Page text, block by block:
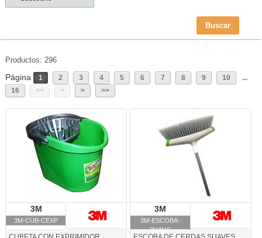
Buscar
Productos: 296
Página 1 2 3 4 5 6 7 8 9 10
...
16
<< < > >>
3M-CUB-CEXP-3M
3M
3M-CUB-CEXP
3M
3M-ESCOBA-
BWING